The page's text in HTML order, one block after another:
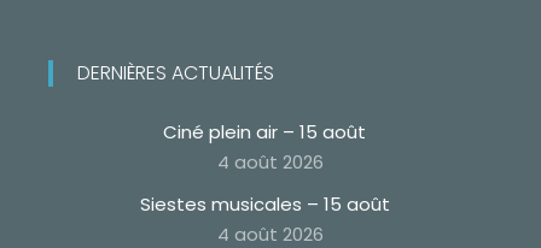
DERNIÈRES ACTUALITÉS
Ciné plein air – 15 août
4 août 2026
Siestes musicales – 15 août
4 août 2026